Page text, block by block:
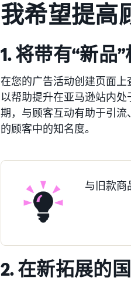
我希望提高
1. 将带有“新品
在您的广告活动创建页面上
以帮助提升在亚马逊站内
期，与顾客互动有助于引
的顾客中的知名度。
与旧款商
2. 在新拓展的